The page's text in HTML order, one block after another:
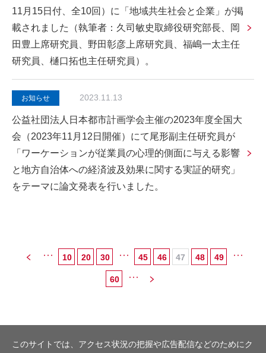
11月15日付、全10回）に「地域共生社会と企業」が掲
載されました（執筆者：久司敏史取締役研究部長、岡
田豊上席研究員、野田彰彦上席研究員、福嶋一太主任
研究員、樋口拓也主任研究員）。
お知らせ 2023.11.13
公益社団法人日本都市計画学会主催の2023年度全国大
会（2023年11月12日開催）にて尾形副主任研究員が
「ワーケーションが従業員の心理的側面に与える影響
と地方自治体への経済波及効果に関する実証的研究」
をテーマに論文発表を行いました。
10 20 30 45 46 47 48 49
60
このサイトでは、アクセス状況の把握や広告配信などのためにク